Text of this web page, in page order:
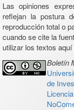
Las opiniones
reflejan la postura
reproducción total o
cuando se cite la
utilizar los textos
Boletín
de